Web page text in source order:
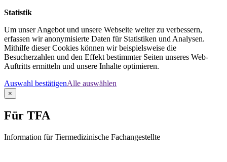
Statistik
Um unser Angebot und unsere Webseite weiter zu verbessern,
erfassen wir anonymisierte Daten für Statistiken und Analysen.
Mithilfe dieser Cookies können wir beispielsweise die
Besucherzahlen und den Effekt bestimmter Seiten unseres Web-
Auftritts ermitteln und unsere Inhalte optimieren.
Auswahl bestätigenAlle auswählen
×
Für TFA
Information für Tiermedizinische Fachangestellte